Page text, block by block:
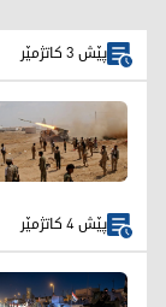
پێش 3 کاتژمێر
پێش 4 کاتژمێر